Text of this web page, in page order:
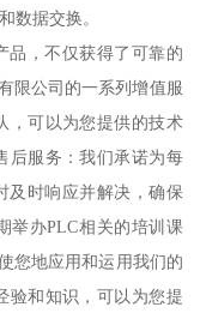
数据交换。
品，不仅获得了可靠的
限公司的一系列增值服
，可以为您提供的技术
后服务：我们承诺为每
及时响应并解决，确保
举办PLC相关的培训课
您地应用和运用我们的
验和知识，可以为您提